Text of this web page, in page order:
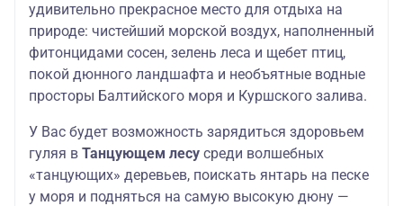
удивительно прекрасное место для отдыха на
природе: чистейший морской воздух, наполненный
фитонцидами сосен, зелень леса и щебет птиц,
покой дюнного ландшафта и необъятные водные
просторы Балтийского моря и Куршского залива.
У Вас будет возможность зарядиться здоровьем
гуляя в Танцующем лесу среди волшебных
«танцующих» деревьев, поискать янтарь на песке
у моря и подняться на самую высокую дюну —